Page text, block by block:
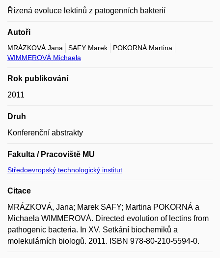
Řízená evoluce lektinů z patogenních bakterií
Autoři
MRÁZKOVÁ Jana SAFY Marek
POKORNÁ Martina
WIMMEROVÁ Michaela
Rok publikování
2011
Druh
Konferenční abstrakty
Fakulta / Pracoviště MU
Středoevropský technologický institut
Citace
MRÁZKOVÁ, Jana; Marek SAFY; Martina POKORNÁ a
Michaela WIMMEROVÁ. Directed evolution of lectins from
pathogenic bacteria. In XV. Setkání biochemiků a
molekulárních biologů. 2011. ISBN 978-80-210-5594-0.